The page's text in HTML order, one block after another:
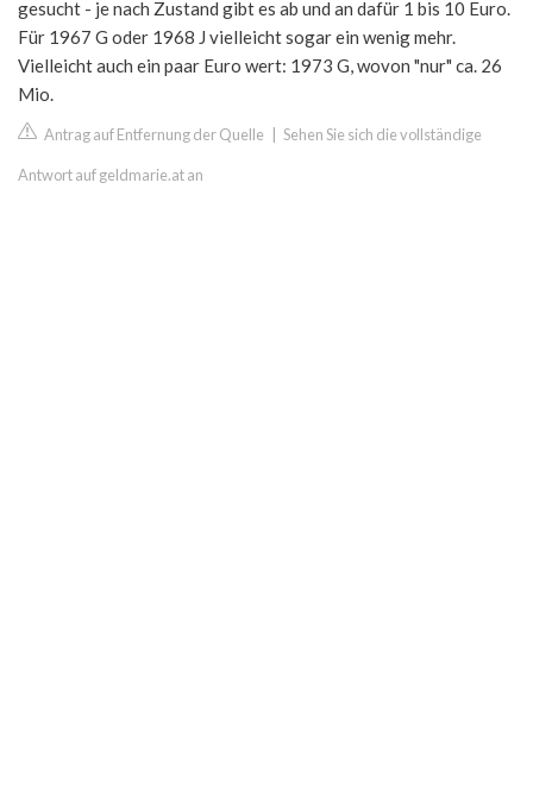
gesucht - je nach Zustand gibt es ab und an dafür 1 bis 10 Euro.
Für 1967 G oder 1968 J vielleicht sogar ein wenig mehr.
Vielleicht auch ein paar Euro wert: 1973 G, wovon "nur" ca. 26
Mio.
Antrag auf Entfernung der Quelle Sehen Sie sich die vollständige
Antwort auf geldmarie.at an